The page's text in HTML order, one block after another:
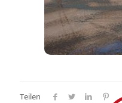
Teilen